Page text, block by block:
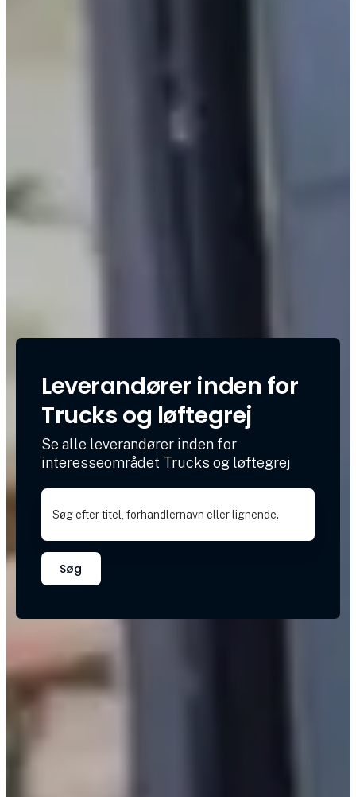
Leverandører inden for
Trucks og løftegrej
Se alle leverandører inden for
interesseområdet Trucks og løftegrej
Søg efter titel, forhandlernavn eller lignende.
Søg